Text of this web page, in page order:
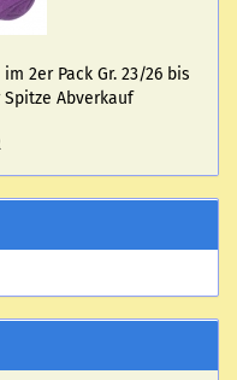
2er Pack Gr. 23/26 bis
Ab­ver­kauf